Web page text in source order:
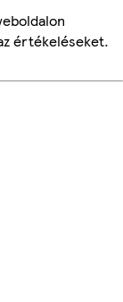
értékeléseket.